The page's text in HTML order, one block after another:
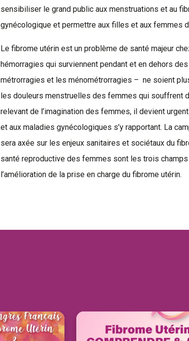
sensibiliser le grand public aux menstruations et au
gynécologique et permettre aux filles et aux femmes
Le fibrome utérin est un problème de santé majeur
hémorragies qui surviennent pendant et en dehors
métrorragies et les ménométrorragies – ne soient
les douleurs menstruelles des femmes qui souffrent
relevant de l’imagination des femmes, il devient
et aux maladies gynécologiques s’y rapportant. La
sera axée sur les enjeux sanitaires et sociétaux du
santé reproductive des femmes sont les trois
l’amélioration de la prise en charge du fibrome utérin.